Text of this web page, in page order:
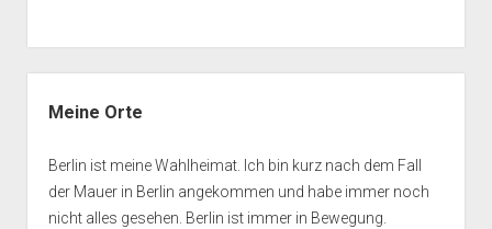
Meine Orte
Berlin ist meine Wahlheimat. Ich bin kurz nach dem Fall
der Mauer in Berlin angekommen und habe immer noch
nicht alles gesehen. Berlin ist immer in Bewegung.